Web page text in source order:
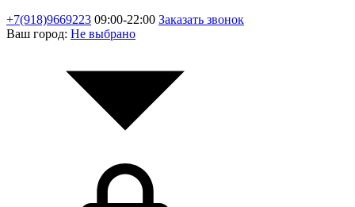
+7(918)9669223 09:00-22:00 Заказать звонок
Ваш город: Не выбрано